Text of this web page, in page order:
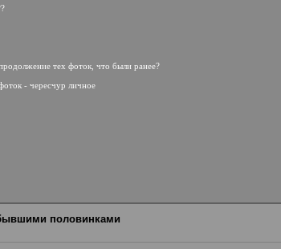
тех фоток, что были ранее?
- чересчур личное
половинками